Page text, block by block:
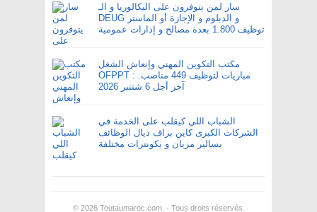
سار لمن يتوفرون على البكالوريا و الـ
DEUG و الدبلوم و الإجازة أو الماستر
توظيف 1.800 بعدة مصالح و إدارات عمومية
مكتب التكوين المهني وإنعاش الشغل
OFPPT : مباريات لتوظيف 449 مناصب.
آخر أجل 6 شتنبر 2026
الشباب اللي كيقلب على الخدمة في
الشركات الكبرى كاين بزاف ديال الوظائف
بسالير مزيان و بكونترات مختلفة
© 2026 Toutaumaroc.com. - Tous droits réservés.